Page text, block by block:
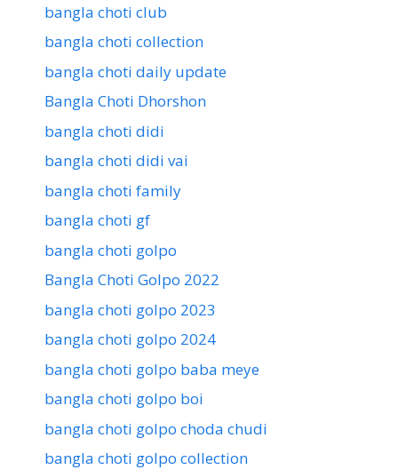
bangla choti club
bangla choti collection
bangla choti daily update
Bangla Choti Dhorshon
bangla choti didi
bangla choti didi vai
bangla choti family
bangla choti gf
bangla choti golpo
Bangla Choti Golpo 2022
bangla choti golpo 2023
bangla choti golpo 2024
bangla choti golpo baba meye
bangla choti golpo boi
bangla choti golpo choda chudi
bangla choti golpo collection